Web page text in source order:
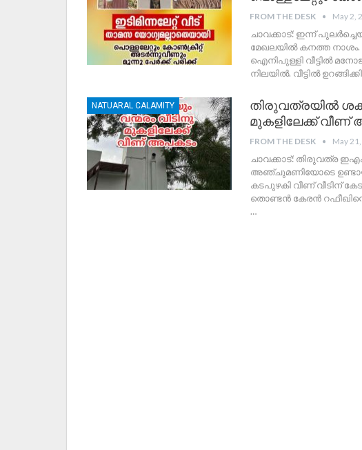
FROM THE DESK May 2,
ചാവക്കാട്: ഇന്ന്
മേഖലയിൽ കനത്ത
ഐനിപുള്ളി വീട്ടിൽ
നിലയിൽ. വീട്ടിൽ
NATUARAL CALAMITY
തിരുവത്രയിൽ
മുകളിലേക്ക് വീണ്
FROM THE DESK May
ചാവക്കാട്: തിരുവത്ര
അഞ്ചുമണിയോടെ ഉണ്ടായ
കടപുഴകി വീണ് വീടിന്
തൊണ്ടൻ കേരൻ
…